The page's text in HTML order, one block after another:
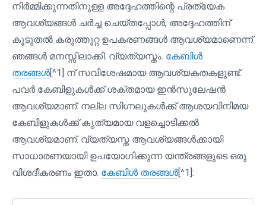
നിർമ്മിക്കുന്നതിനുള്ള അദ്ദേഹത്തിന്റെ പ്രത്യേക
ആവശ്യങ്ങൾ ചർച്ച ചെയ്തപ്പോൾ, അദ്ദേഹത്തിന്
കൂടുതൽ കരുത്തുറ്റ ഉപകരണങ്ങൾ ആവശ്യമാണെന്ന്
ഞങ്ങൾ മനസ്സിലാക്കി. വ്യത്യസ്തം. കേബിൾ
തരങ്ങൾ [^1] ന് സവിശേഷമായ ആവശ്യകതകളുണ്ട്.
പവർ കേബിളുകൾക്ക് ശക്തമായ ഇൻസുലേഷൻ
ആവശ്യമാണ്. നല്ല സിഗ്നലുകൾക്ക് ആശയവിനിമയ
കേബിളുകൾക്ക് കൃത്യമായ വളച്ചൊടിക്കൽ
ആവശ്യമാണ്. വ്യത്യസ്ത ആവശ്യങ്ങൾക്കായി
സാധാരണയായി ഉപയോഗിക്കുന്ന യന്ത്രങ്ങളുടെ ഒരു
വിശദീകരണം ഇതാ. കേബിൾ തരങ്ങൾ [^1]: